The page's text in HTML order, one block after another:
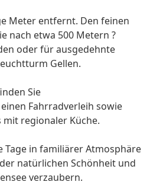
Meter entfernt. Den feinen
nach etwa 500 Metern ?
oder für ausgedehnte
Gellen.
Sie
Fahrradverleih sowie
regionaler Küche.
Tage in familiärer Atmosphäre
natürlichen Schönheit und
verzaubern.